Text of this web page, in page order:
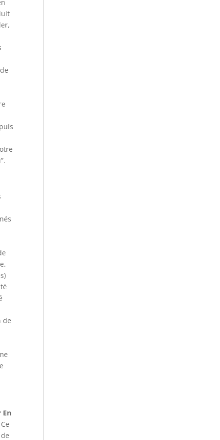
de
En